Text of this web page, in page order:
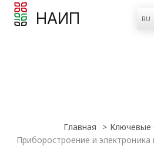
НАИП
Главная
Ключевые
Приборостроение и электроника